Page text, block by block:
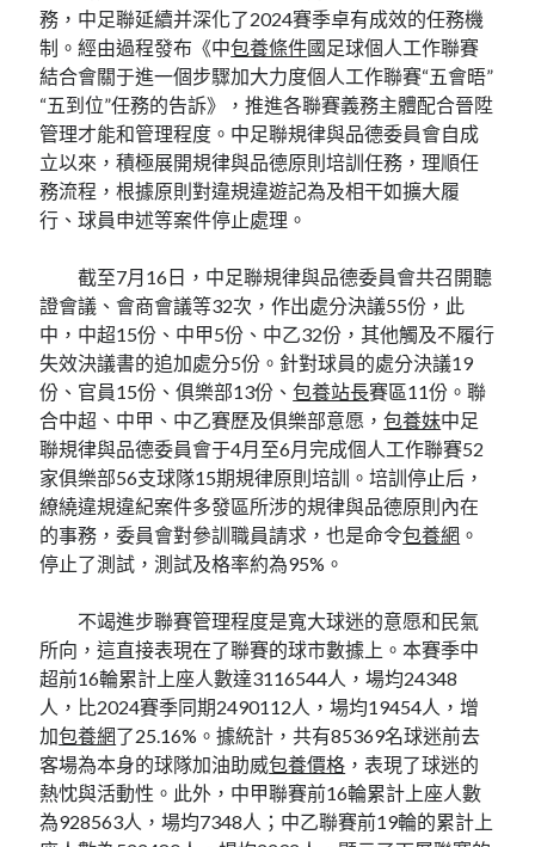
務，中足聯延續并深化了2024賽季卓有成效的任務機
制。經由過程發布《中包養條件國足球個人工作聯賽
結合會關于進一個步驟加大力度個人工作聯賽“五會晤”
“五到位”任務的告訴》，推進各聯賽義務主體配合晉陞
管理才能和管理程度。中足聯規律與品德委員會自成
立以來，積極展開規律與品德原則培訓任務，理順任
務流程，根據原則對違規違遊記為及相干如擴大履
行、球員申述等案件停止處理。
截至7月16日，中足聯規律與品德委員會共召開聽
證會議、會商會議等32次，作出處分決議55份，此
中，中超15份、中甲5份、中乙32份，其他觸及不履行
失效決議書的追加處分5份。針對球員的處分決議19
份、官員15份、俱樂部13份、包養站長賽區11份。聯
合中超、中甲、中乙賽歷及俱樂部意愿，包養妹中足
聯規律與品德委員會于4月至6月完成個人工作聯賽52
家俱樂部56支球隊15期規律原則培訓。培訓停止后，
繚繞違規違紀案件多發區所涉的規律與品德原則內在
的事務，委員會對參訓職員請求，也是命令包養網 。
停止了測試，測試及格率約為95%。
不竭進步聯賽管理程度是寬大球迷的意愿和民氣
所向，這直接表現在了聯賽的球市數據上。本賽季中
超前16輪累計上座人數達3116544人，場均24348
人，比2024賽季同期2490112人，場均19454人，增
加包養網了25.16%。據統計，共有85369名球迷前去
客場為本身的球隊加油助威包養價格 ，表現了球迷的
熱忱與活動性。此外，中甲聯賽前16輪累計上座人數
為928563人，場均7348人；中乙聯賽前19輪的累計上